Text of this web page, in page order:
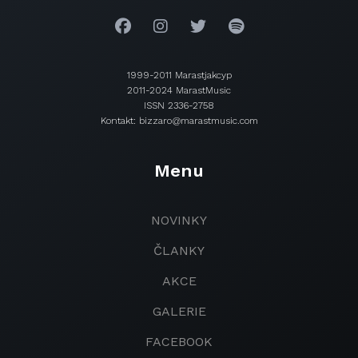
1999-2011 Marastjakcyp
2011-2024 MarastMusic
ISSN 2336-2758
Kontakt: bizzaro@marastmusic.com
Menu
NOVINKY
ČLANKY
AKCE
GALERIE
FACEBOOK